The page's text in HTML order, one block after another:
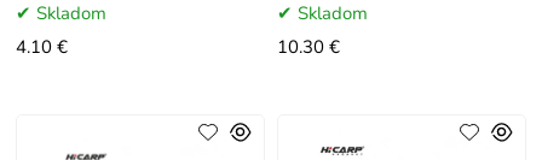
Skladom
4.10 €
Skladom
10.30 €